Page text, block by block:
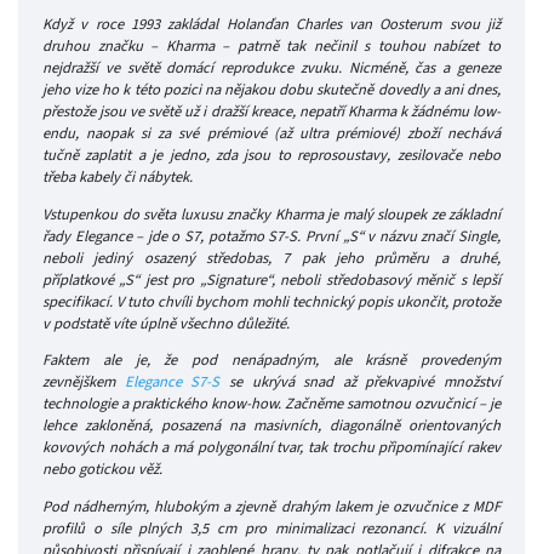
Když v roce 1993 zakládal Holanďan Charles van Oosterum svou již
druhou značku – Kharma – patrně tak nečinil s touhou nabízet to
nejdražší ve světě domácí reprodukce zvuku. Nicméně, čas a geneze
jeho vize ho k této pozici na nějakou dobu skutečně dovedly a ani dnes,
přestože jsou ve světě už i dražší kreace, nepatří Kharma k žádnému low-
endu, naopak si za své prémiové (až ultra prémiové) zboží nechává
tučně zaplatit a je jedno, zda jsou to reprosoustavy, zesilovače nebo
třeba kabely či nábytek.
Vstupenkou do světa luxusu značky Kharma je malý sloupek ze základní
řady Elegance – jde o S7, potažmo S7-S. První „S“ v názvu značí Single,
neboli jediný osazený středobas, 7 pak jeho průměru a druhé,
příplatkové „S“ jest pro „Signature“, neboli středobasový měnič s lepší
specifikací. V tuto chvíli bychom mohli technický popis ukončit, protože
v podstatě víte úplně všechno důležité.
Faktem ale je, že pod nenápadným, ale krásně provedeným
zevnějškem Elegance S7-Sse ukrývá snad až překvapivé množství
technologie a praktického know-how. Začněme samotnou ozvučnicí – je
lehce zakloněná, posazená na masivních, diagonálně orientovaných
kovových nohách a má polygonální tvar, tak trochu připomínající rakev
nebo gotickou věž.
Pod nádherným, hlubokým a zjevně drahým lakem je ozvučnice z MDF
profilů o síle plných 3,5 cm pro minimalizaci rezonancí. K vizuální